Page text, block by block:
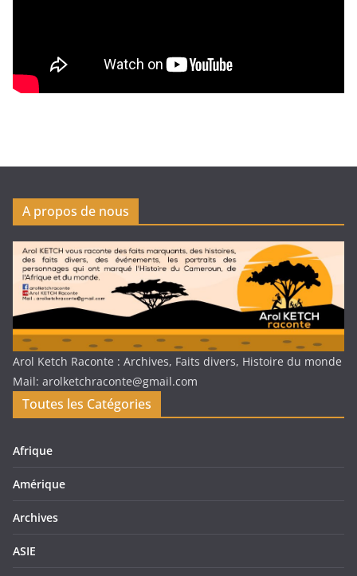
A propos de nous
Arol Ketch Raconte : Archives, Faits divers, Histoire du monde
Mail: arolketchraconte@gmail.com
Toutes les Catégories
Afrique
Amérique
Archives
ASIE